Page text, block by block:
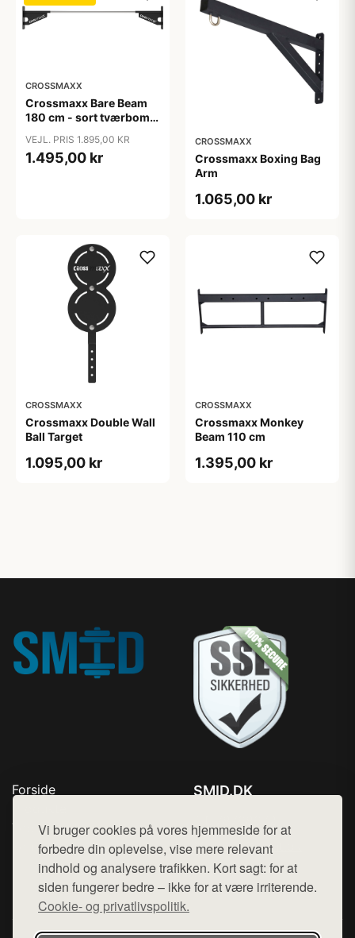
Vi bruger cookies på vores hjemmeside for at
forbedre din oplevelse, vise mere relevant
indhold og analysere trafikken. Kort sagt: for at
siden fungerer bedre – ikke for at være irriterende.
Cookie- og privatlivspolitik.
CROSSMAXX
Crossmaxx Bare Beam
180 cm - sort tværbom
VEJL. PRIS 1.895,00 KR
1.495,00 kr
CROSSMAXX
Crossmaxx Boxing Bag
Arm
1.065,00 kr
CROSSMAXX
Crossmaxx Double Wall
Ball Target
1.095,00 kr
CROSSMAXX
Crossmaxx Monkey
Beam 110 cm
1.395,00 kr
Forside
Top Rabatter
Kontakt
SMID.DK
Mail: hej@want.dk
Cookie- og privatlivspolitik